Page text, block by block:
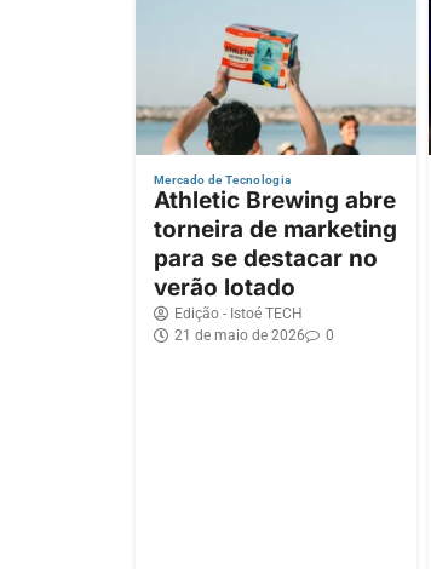
Mercado de Tecnologia
Athletic Brewing abre
torneira de marketing
para se destacar no
verão lotado
Edição - Istoé TECH
21 de maio de 2026
0